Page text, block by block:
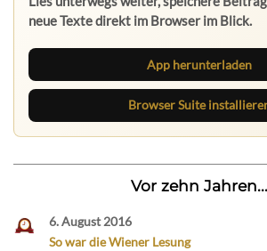
neue Texte direkt im Browser im Blick.
App herunterladen
Browser Suite
Vor zehn Jahren...
6. August 2016
So war die Wiener Lesung